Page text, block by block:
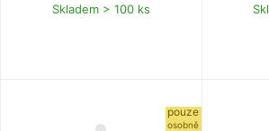
Skladem > 100 ks
pouze
osobně